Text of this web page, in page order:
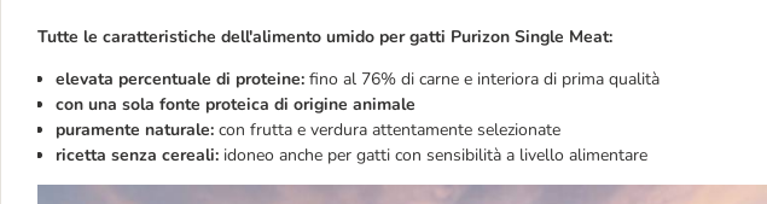
Tutte le caratteristiche dell'alimento umido per gatti Purizon Single Meat:
elevata percentuale di proteine: fino al 76% di carne e interiora di prima qualità
con una sola fonte proteica di origine animale
puramente naturale: con frutta e verdura attentamente selezionate
ricetta senza cereali: idoneo anche per gatti con sensibilità a livello alimentare